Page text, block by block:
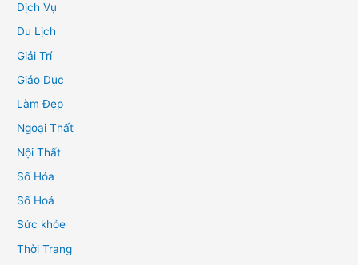
Dịch Vụ
Du Lịch
Giải Trí
Giáo Dục
Làm Đẹp
Ngoại Thất
Nội Thất
Số Hóa
Số Hoá
Sức khỏe
Thời Trang